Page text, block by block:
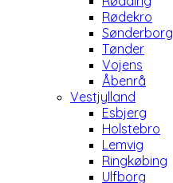
Rødekro
Sønderborg
Tønder
Vojens
Åbenrå
Vestjylland
Esbjerg
Holstebro
Lemvig
Ringkøbing
Ulfborg